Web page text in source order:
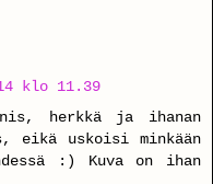
klo 11.39
herkkä ja ihanan
eikä uskoisi minkään
:) Kuva on ihan